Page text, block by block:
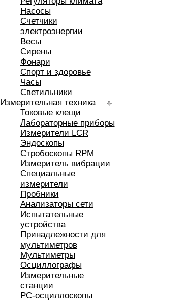
Насосы
Счетчики
электроэнергии
Весы
Сирены
Фонари
Спорт и здоровье
Часы
Светильники
Измерительная техника
Токовые клещи
Лабораторные приборы
Измерители LCR
Эндоскопы
Стробоскопы RPM
Измеритель вибрации
Специальные
измерители
Пробники
Анализаторы сети
Испытательные
устройства
Принадлежности для
мультиметров
Мультиметры
Осциллографы
Измерительные
станции
РС-осциллоскопы